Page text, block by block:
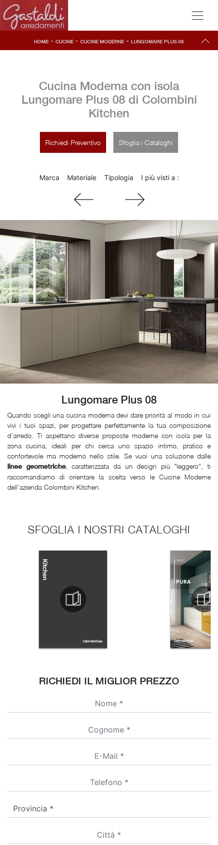
HOME - CUCINE - CUCINE MODERNE - LUNGOMARE PLUS 08
Cucina Moderna con isola
Lungomare Plus 08 di Colombini
Kitchen
Richiedi Preventivo Sfoglia i Cataloghi
Marca Materiale Tipologia I più visti a :
Lungomare Plus 08
Quando scegli una cucina moderna devi dare priorità al modo in cui
vivi i tuoi spazi, per progettare perfettamente la tua composizione
d’arredo. Ti aspettano diverse proposte moderne con isola per la
zona cucina, ideali per chi cerca uno spazio intimo, pratico e
confortevole ma moderno nello stile. Se vuoi una soluzione dalle
linee geometriche, caratterizzata da un design più "leggero", ti
raccomandiamo di orientare la scelta verso le Cucine Moderne
dell'azienda Colombini Kitchen.
SFOGLIA I NOSTRI CATALOGHI
RICHIEDI IL MIGLIOR PREZZO